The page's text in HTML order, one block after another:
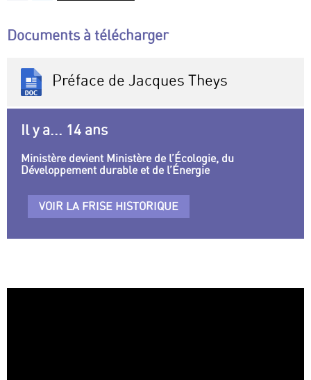
Documents à télécharger
Préface de Jacques Theys
Il y a... 14 ans
Ministère devient Ministère de l’Écologie, du
Développement durable et de l’Énergie
VOIR LA FRISE HISTORIQUE